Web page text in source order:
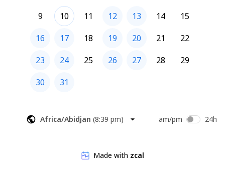
9
10 11 12 13 14
15
16
17 18 19 20 21
22
23
24 25 26 27 28
29
30
31
Africa/Abidjan (8:39 pm) am/pm 24h
Made with zcal